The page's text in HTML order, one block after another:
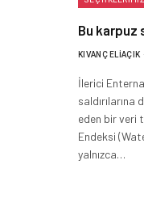
Bu karpuz
KIVANÇ ELIAÇIK
İlerici
eden bir veri
Endeksi
yalnızca…